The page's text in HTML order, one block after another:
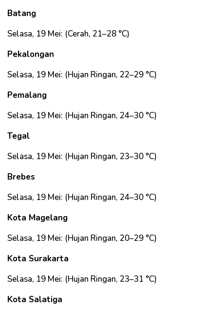
Batang
Selasa, 19 Mei: (Cerah, 21–28 °C)
Pekalongan
Selasa, 19 Mei: (Hujan Ringan, 22–29 °C)
Pemalang
Selasa, 19 Mei: (Hujan Ringan, 24–30 °C)
Tegal
Selasa, 19 Mei: (Hujan Ringan, 23–30 °C)
Brebes
Selasa, 19 Mei: (Hujan Ringan, 24–30 °C)
Kota Magelang
Selasa, 19 Mei: (Hujan Ringan, 20–29 °C)
Kota Surakarta
Selasa, 19 Mei: (Hujan Ringan, 23–31 °C)
Kota Salatiga